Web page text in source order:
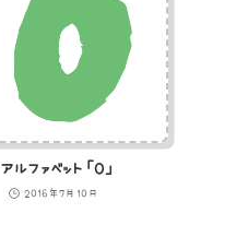
アルファベット「O」
2016年7月10日